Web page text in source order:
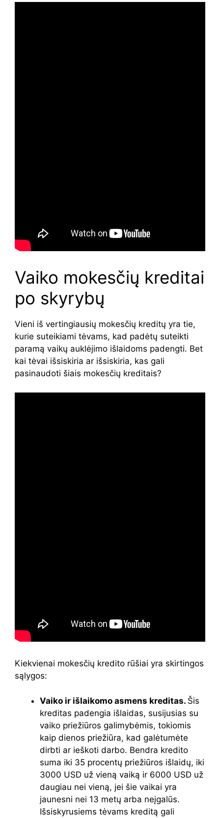
Vaiko mokesčių kreditai
po skyrybų
Vieni iš vertingiausių mokesčių kreditų yra tie,
kurie suteikiami tėvams, kad padėtų suteikti
paramą vaikų auklėjimo išlaidoms padengti. Bet
kai tėvai išsiskiria ar išsiskiria, kas gali
pasinaudoti šiais mokesčių kreditais?
Kiekvienai mokesčių kredito rūšiai yra skirtingos
sąlygos:
Vaiko ir išlaikomo asmens kreditas. Šis
kreditas padengia išlaidas, susijusias su
vaiko priežiūros galimybėmis, tokiomis
kaip dienos priežiūra, kad galėtumėte
dirbti ar ieškoti darbo. Bendra kredito
suma iki 35 procentų priežiūros išlaidų, iki
3000 USD už vieną vaiką ir 6000 USD už
daugiau nei vieną, jei šie vaikai yra
jaunesni nei 13 metų arba neįgalūs.
Išsiskyrusiems tėvams kreditą gali